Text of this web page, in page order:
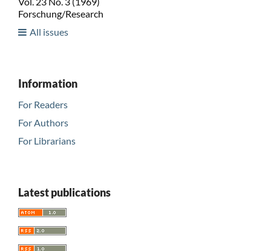
Forschung/Research
All issues
Information
For Readers
For Authors
For Librarians
Latest publications